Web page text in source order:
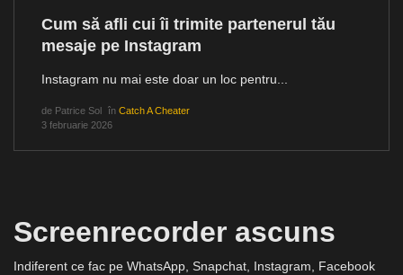
Cum să afli cui îi trimite partenerul tău
mesaje pe Instagram
Instagram nu mai este doar un loc pentru...
de Patrice Sol în Catch A Cheater
3 februarie 2026
Screenrecorder ascuns
Indiferent ce fac pe WhatsApp, Snapchat, Instagram, Facebook